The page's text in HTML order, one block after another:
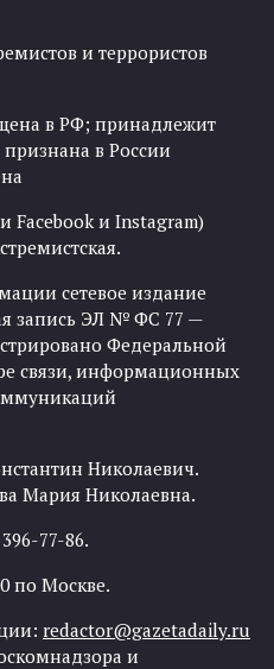
и террористов
в РФ; принадлежит
в России
Facebook и Instagram)
сетевое издание
запись ЭЛ № ФС 77 —
Федеральной
связи, информационных
Николаевич.
Мария Николаевна.
77-86.
по Москве.
redactor@gazetadaily.ru
и